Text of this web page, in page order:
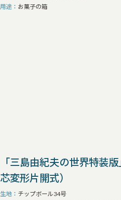
用途
お菓子の箱
「三島由紀夫の世界特装
芯変形片開式）
生地
チップボール34号